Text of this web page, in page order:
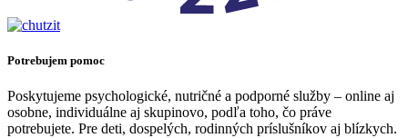
Potrebujem pomoc
Poskytujeme psychologické, nutričné a podporné služby – online aj
osobne, individuálne aj skupinovo, podľa toho, čo práve
potrebujete. Pre deti, dospelých, rodinných príslušníkov aj blízkych.